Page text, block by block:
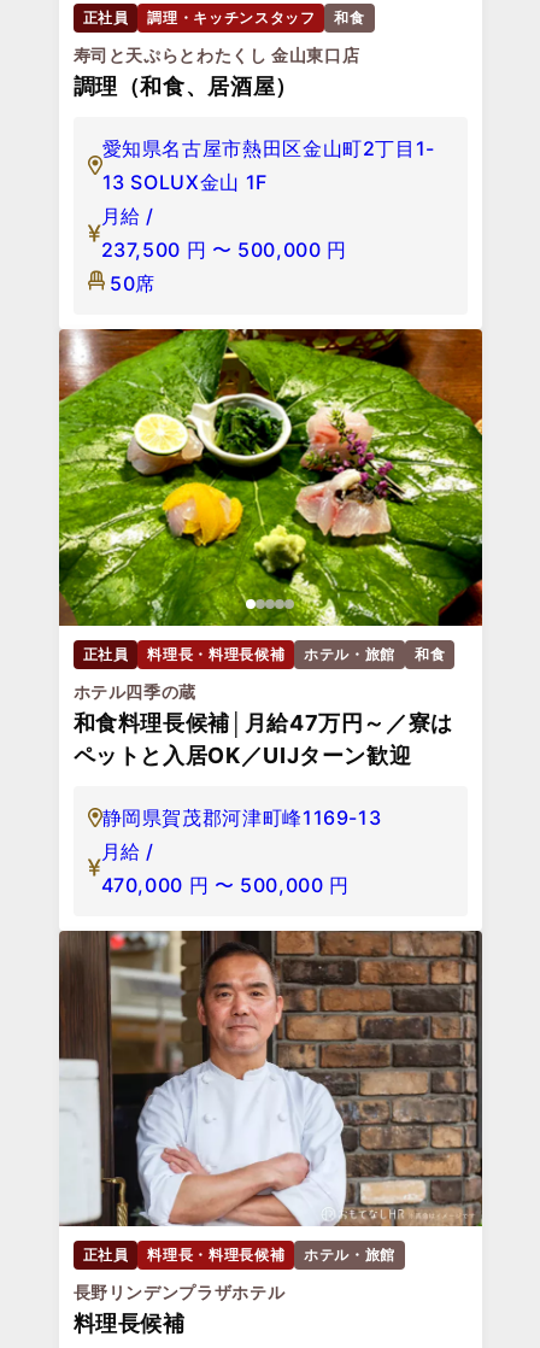
正社員 調理・キッチンスタッフ 和食
寿司と天ぷらとわたくし 金山東口店
調理（和食、居酒屋）
愛知県名古屋市熱田区金山町2丁目1-
13 SOLUX金山 1F
月給 /
237,500 円 〜 500,000 円
50席
正社員 料理長・料理長候補 ホテル・旅館 和食
ホテル四季の蔵
和食料理長候補│月給47万円～／寮は
ペットと入居OK／UIJターン歓迎
静岡県賀茂郡河津町峰1169-13
月給 /
470,000 円 〜 500,000 円
正社員 料理長・料理長候補 ホテル・旅館
長野リンデンプラザホテル
料理長候補